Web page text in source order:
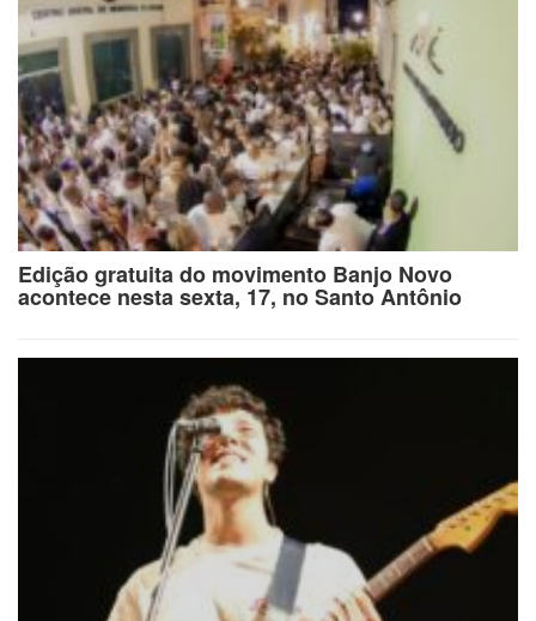
Edição gratuita do movimento Banjo Novo
acontece nesta sexta, 17, no Santo Antônio